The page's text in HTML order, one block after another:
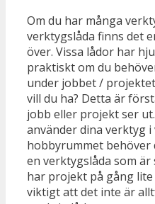
Om du har många
verktygslåda finns det
över. Vissa lådor har
praktiskt om du
under jobbet /
vill du ha? Detta är
jobb eller projekt ser
använder dina verktyg
hobbyrummet
en verktygslåda som
har projekt på gång
viktigt att det inte är